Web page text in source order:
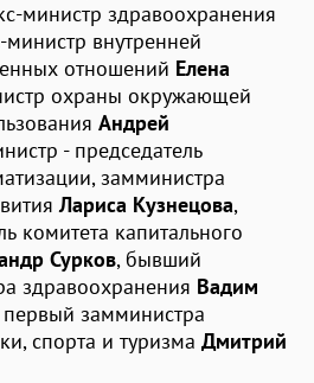
министр здравоохранения
министр внутренней
отношений Елена
охраны окружающей
Андрей
- председатель
замминистра
Лариса Кузнецова,
комитета капитального
Сурков, бывший
здравоохранения Вадим
замминистра
спорта и туризма Дмитрий